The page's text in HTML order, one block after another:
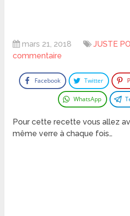
mars 21, 2018 JUSTE
commentaire
Facebook Twitter
WhatsApp
Pour cette recette vous allez
même verre à chaque fois…